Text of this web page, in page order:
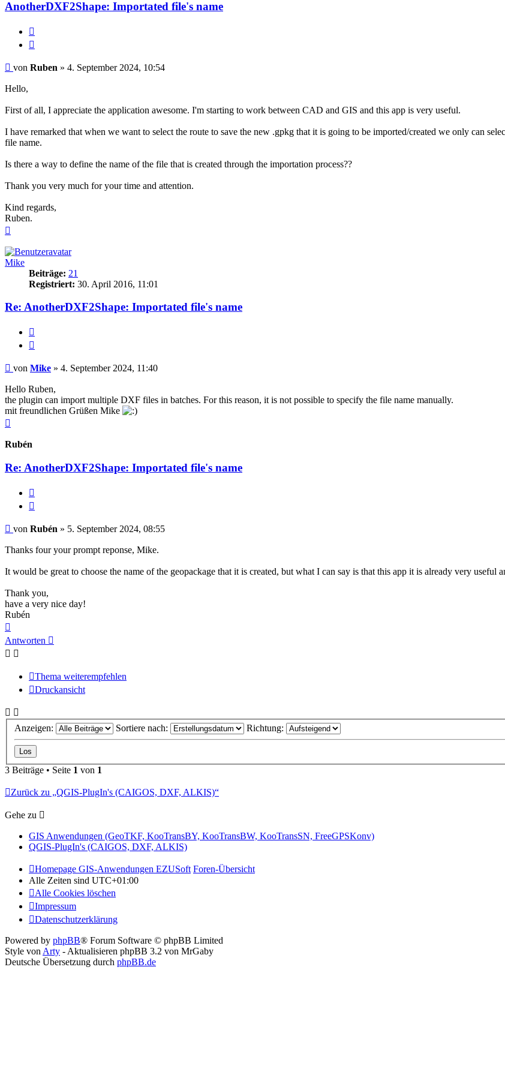
AnotherDXF2Shape: Importated file's name
melden
Beitrag
von Ruben » 4. September 2024, 10:54
Hello,
First of all, I appreciate the application awesome. I'm starting to work between CAD and GIS and this app is very useful.
I have remarked that when we want to select the route to save the new .gpkg that it is going to be imported/created we only can
file name.
Is there a way to define the name of the file that is created through the importation process??
Thank you very much for your time and attention.
Kind regards,
Ruben.
Mike
Beiträge: 21
Registriert: 30. April 2016, 11:01
Re: AnotherDXF2Shape: Importated file's name
melden
Beitrag
von Mike » 4. September 2024, 11:40
Hello Ruben,
the plugin can import multiple DXF files in batches. For this reason, it is not possible to specify the file name manually.
mit freundlichen Grüßen Mike
Rubén
Re: AnotherDXF2Shape: Importated file's name
melden
Beitrag
von Rubén » 5. September 2024, 08:55
Thanks four your prompt reponse, Mike.
It would be great to choose the name of the geopackage that it is created, but what I can say is that this app it is already very useful
Thank you,
have a very nice day!
Rubén
oben
Antworten
Thema weiterempfehlen
Druckansicht
Anzeigen: Sortiere nach: Richtung:
3 Beiträge • Seite 1 von 1
Zurück zu „QGIS-PlugIn's (CAIGOS, DXF, ALKIS)“
Gehe zu
GIS Anwendungen (GeoTKF, KooTransBY, KooTransBW, KooTransSN, FreeGPSKonv)
QGIS-PlugIn's (CAIGOS, DXF, ALKIS)
Homepage GIS-Anwendungen EZUSoft Foren-Übersicht
Alle Zeiten sind UTC+01:00
Alle Cookies löschen
Impressum
Datenschutzerklärung
Powered by phpBB® Forum Software © phpBB Limited
Style von Arty - Aktualisieren phpBB 3.2 von MrGaby
Deutsche Übersetzung durch phpBB.de